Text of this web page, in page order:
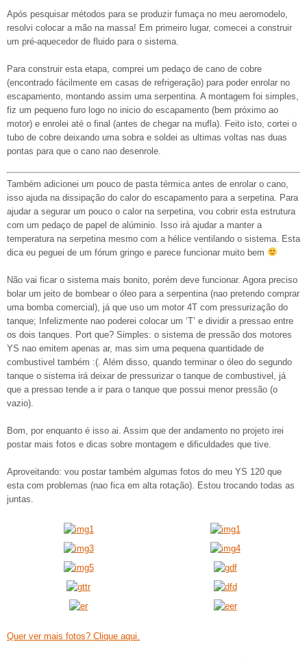
Após pesquisar métodos para se produzir fumaça no meu aeromodelo,
resolvi colocar a mão na massa! Em primeiro lugar, comecei a construir
um pré-aquecedor de fluido para o sistema.
Para construir esta etapa, comprei um pedaço de cano de cobre
(encontrado fácilmente em casas de refrigeração) para poder enrolar no
escapamento, montando assim uma serpentina. A montagem foi simples,
fiz um pequeno furo logo no inicio do escapamento (bem próximo ao
motor) e enrolei até o final (antes de chegar na mufla). Feito isto, cortei o
tubo de cobre deixando uma sobra e soldei as ultimas voltas nas duas
pontas para que o cano nao desenrole.
Também adicionei um pouco de pasta térmica antes de enrolar o cano,
isso ajuda na dissipação do calor do escapamento para a serpetina. Para
ajudar a segurar um pouco o calor na serpetina, vou cobrir esta estrutura
com um pedaço de papel de alúminio. Isso irá ajudar a manter a
temperatura na serpetina mesmo com a hélice ventilando o sistema. Esta
dica eu peguei de um fórum gringo e parece funcionar muito bem
Não vai ficar o sistema mais bonito, porém deve funcionar. Agora preciso
bolar um jeito de bombear o óleo para a serpentina (nao pretendo comprar
uma bomba comercial), já que uso um motor 4T com pressurização do
tanque; Infelizmente nao poderei colocar um ‘T’ e dividir a pressao entre
os dois tanques. Port que? Simples: o sistema de pressão dos motores
YS nao emitem apenas ar, mas sim uma pequena quantidade de
combustivel também :(. Além disso, quando terminar o óleo do segundo
tanque o sistema irá deixar de pressurizar o tanque de combustivel, já
que a pressao tende a ir para o tanque que possui menor pressão (o
vazio).
Bom, por enquanto é isso ai. Assim que der andamento no projeto irei
postar mais fotos e dicas sobre montagem e dificuldades que tive.
Aproveitando: vou postar também algumas fotos do meu YS 120 que
esta com problemas (nao fica em alta rotação). Estou trocando todas as
juntas.
Quer ver mais fotos? Clique aqui.